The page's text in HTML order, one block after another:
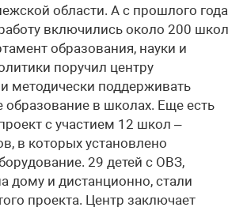
области. А с прошлого года
включились около 200 школ
образования, науки и
поручил центру
методически поддерживать
образование в школах. Еще есть
с участием 12 школ –
в которых установлено
29 детей с ОВЗ,
дому и дистанционно, стали
проекта. Центр заключает